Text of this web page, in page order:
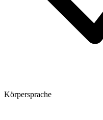
Körpersprache